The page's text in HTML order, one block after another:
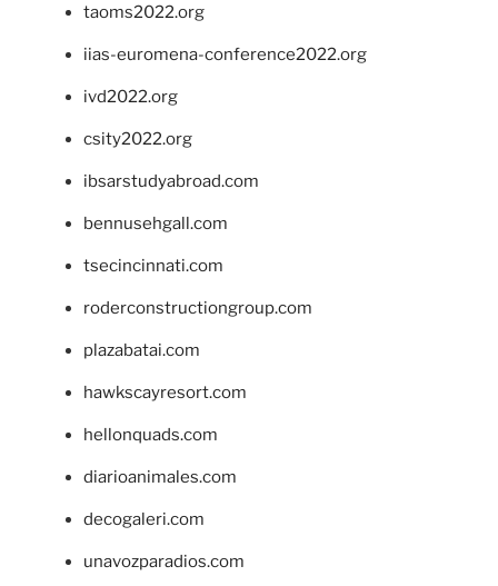
taoms2022.org
iias-euromena-conference2022.org
ivd2022.org
csity2022.org
ibsarstudyabroad.com
bennusehgall.com
tsecincinnati.com
roderconstructiongroup.com
plazabatai.com
hawkscayresort.com
hellonquads.com
diarioanimales.com
decogaleri.com
unavozparadios.com